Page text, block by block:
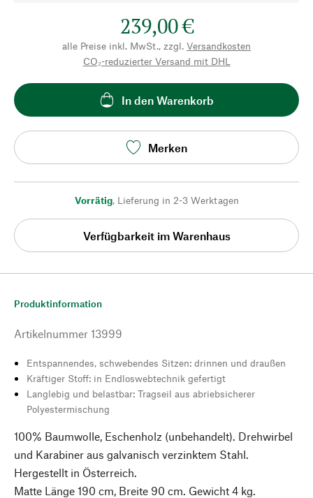
239,00 €
alle Preise inkl. MwSt., zzgl. Versandkosten
CO₂-reduzierter Versand mit DHL
In den Warenkorb
Merken
Vorrätig, Lieferung in 2-3 Werktagen
Verfügbarkeit im Warenhaus
Produktinformation
Artikelnummer 13999
Entspannendes, schwebendes Sitzen: drinnen und draußen
Kräftiger Stoff: in Endloswebtechnik gefertigt
Langlebig und belastbar: Tragseil aus abriebsicherer
Polyestermischung
100% Baumwolle, Eschenholz (unbehandelt). Drehwirbel
und Karabiner aus galvanisch verzinktem Stahl.
Hergestellt in Österreich.
Matte Länge 190 cm, Breite 90 cm. Gewicht 4 kg.